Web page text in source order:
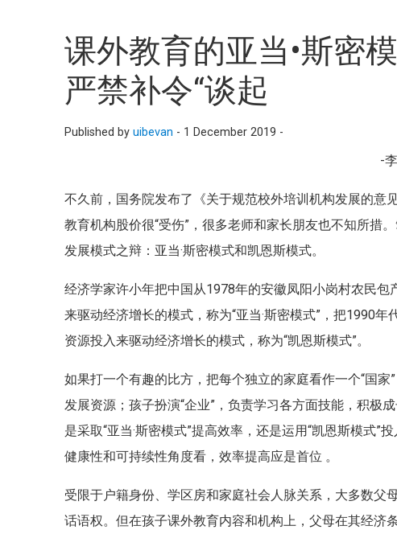
课外教育的亚当•斯密
严禁补令“谈起
Published byuibevan - 1 December 2019 -
-
不久前，国务院发布了《关于规范校外培训机构发展的意
教育机构股价很“受伤”，很多老师和家长朋友也不知所措
发展模式之辩：亚当·斯密模式和凯恩斯模式。
经济学家许小年把中国从1978年的安徽凤阳小岗村农民
来驱动经济增长的模式，称为“亚当·斯密模式”，把1990
资源投入来驱动经济增长的模式，称为“凯恩斯模式”。
如果打一个有趣的比方，把每个独立的家庭看作一个“国
发展资源；孩子扮演“企业”，负责学习各方面技能，积极
是采取“亚当·斯密模式”提高效率，还是运用“凯恩斯模式
健康性和可持续性角度看，效率提高应是首位 。
受限于户籍身份、学区房和家庭社会人脉关系，大多数
话语权。但在孩子课外教育内容和机构上，父母在其经济